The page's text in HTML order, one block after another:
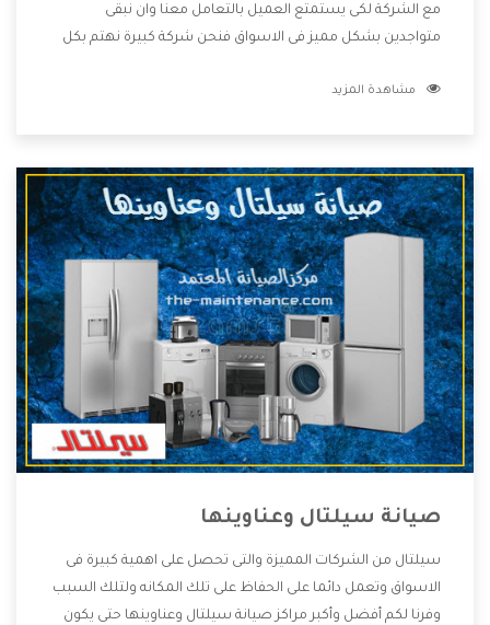
مع الشركة لكى يستمتع العميل بالتعامل معنا وان نبقى
متواجدين بشكل مميز فى الاسواق فنحن شركة كبيرة نهتم بكل
الشركة بها والتى تكون منها خدمة الصيانة التى تكون من أهم
وأقوى الأسعار التى تكون مناسبة لكثير من العملاء
مشاهدة المزيد
صيانة سيلتال وعناوينها
سيلتال من الشركات المميزة والتى تحصل على اهمية كبيرة فى
الاسواق وتعمل دائما على الحفاظ على تلك المكانه ولتلك السبب
وفرنا لكم أفضل وأكبر مراكز صيانة سيلتال وعناوينها حتى يكون